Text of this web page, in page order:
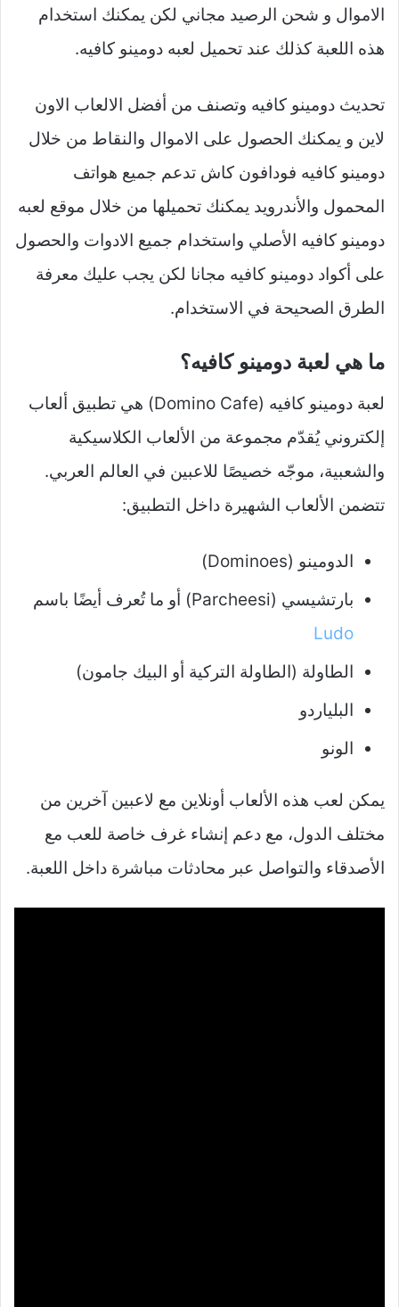
الاموال و شحن الرصيد مجاني لكن يمكنك استخدام
هذه اللعبة كذلك عند تحميل لعبه دومينو كافيه.
تحديث دومينو كافيه وتصنف من أفضل الالعاب الاون
لاين و يمكنك الحصول على الاموال والنقاط من خلال
دومينو كافيه فودافون كاش تدعم جميع هواتف
المحمول والأندرويد يمكنك تحميلها من خلال موقع لعبه
دومينو كافيه الأصلي واستخدام جميع الادوات والحصول
على أكواد دومينو كافيه مجانا لكن يجب عليك معرفة
الطرق الصحيحة في الاستخدام.
ما هي لعبة دومينو كافيه؟
لعبة دومينو كافيه (Domino Cafe) هي تطبيق ألعاب
إلكتروني يُقدّم مجموعة من الألعاب الكلاسيكية
والشعبية، موجّه خصيصًا للاعبين في العالم العربي.
تتضمن الألعاب الشهيرة داخل التطبيق:
الدومينو (Dominoes)
بارتشيسي (Parcheesi) أو ما تُعرف أيضًا باسم
Ludo
الطاولة (الطاولة التركية أو البيك جامون)
البلياردو
الونو
يمكن لعب هذه الألعاب أونلاين مع لاعبين آخرين من
مختلف الدول، مع دعم إنشاء غرف خاصة للعب مع
الأصدقاء والتواصل عبر محادثات مباشرة داخل اللعبة.